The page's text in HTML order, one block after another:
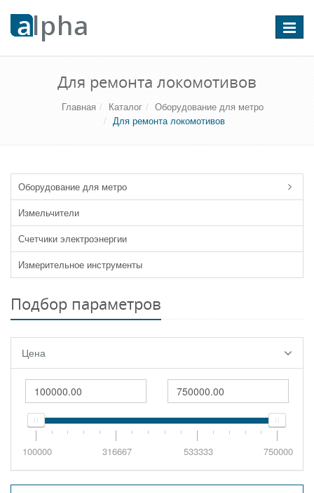
Для ремонта локомотивов
Главная Каталог
Оборудование для метро
Для ремонта локомотивов
Оборудование для метро
Измельчители
Счетчики электроэнергии
Измерительное инструменты
Подбор параметров
Цена
100000 316667 533333 750000